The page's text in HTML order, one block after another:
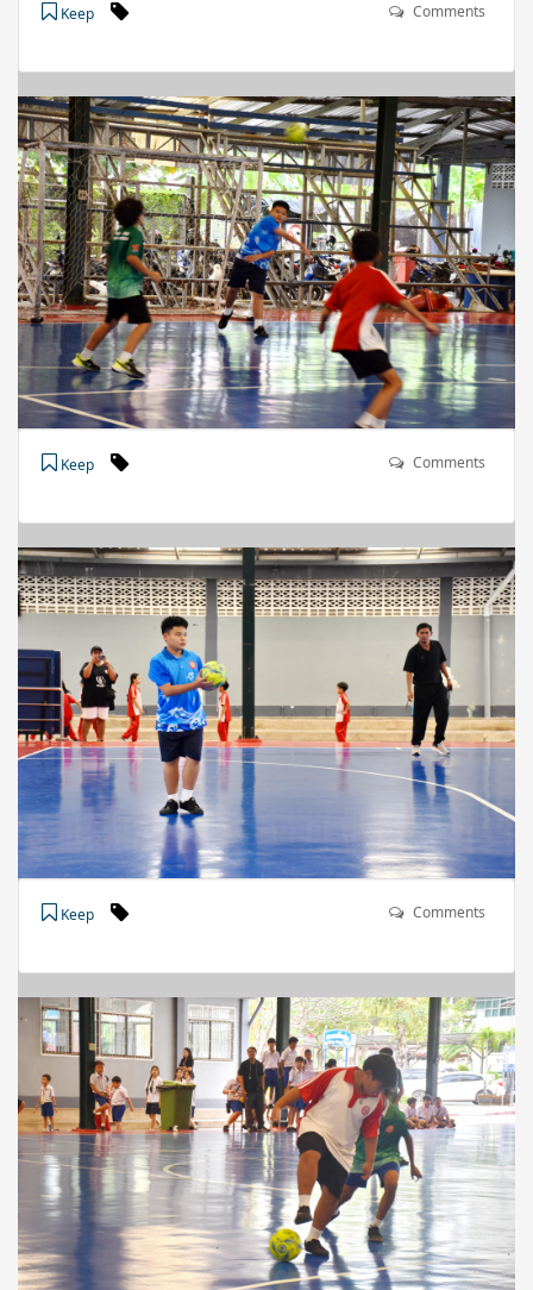
Keep Comments
Keep Comments
Keep Comments